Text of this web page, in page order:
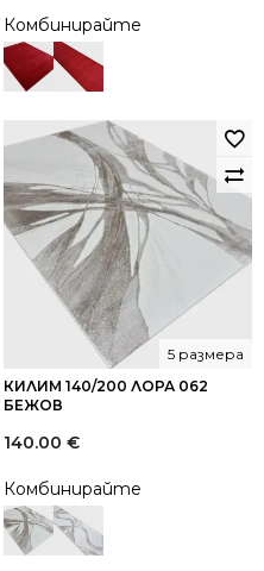
Комбинирайте
КИЛИМ 140/200 ЛОРА 062
БЕЖОВ
5 размера
140.00 €
Комбинирайте